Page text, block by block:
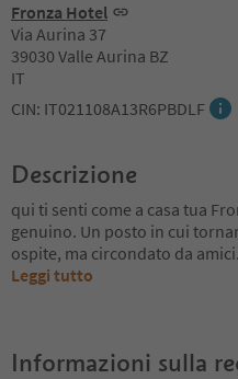
Fronza Hotel
Via Aurina 37
39030 Valle Aurina BZ
IT
CIN: IT021108A13R6PBDLF
Descrizione
qui ti senti come a casa tua
genuino. Un posto in cui
ospite, ma circondato da
Leggi tutto
Informazioni sulla